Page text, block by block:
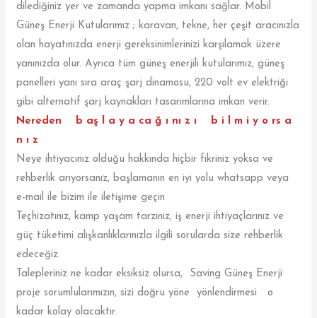
dilediğiniz yer ve zamanda yapma imkanı sağlar. Mobil
Güneş Enerji Kutularımız ; karavan, tekne, her çeşit aracınızla
olan hayatınızda enerji gereksinimlerinizi karşılamak üzere
yanınızda olur. Ayrıca tüm güneş enerjili kutularımız, güneş
panelleri yanı sıra araç şarj dinamosu, 220 volt ev elektriği
gibi alternatif şarj kaynakları tasarımlarına imkan verir.
Nereden b aş l a y a ca ğ ı nı z ı b i l m i y o rs a
n ı z
Neye ihtiyacınız olduğu hakkında hiçbir fikriniz yoksa ve
rehberlik arıyorsanız, başlamanın en iyi yolu whatsapp veya
e-mail ile bizim ile iletişime geçin
Teçhizatınız, kamp yaşam tarzınız, iş enerji ihtiyaçlarınız ve
güç tüketimi alışkanlıklarınızla ilgili sorularda size rehberlik
edeceğiz.
Talepleriniz ne kadar eksiksiz olursa, Saving Güneş Enerji
proje sorumlularımızın, sizi doğru yöne yönlendirmesi o
kadar kolay olacaktır.